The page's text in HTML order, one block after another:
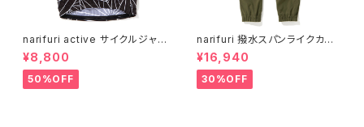
narifuri active サイクルジャ
ージ スプリット ( dazzle cam
o )
¥8,800
50%OFF
narifuri 撥水スパンライクカー
ゴジョガーズ
¥16,940
30%OFF